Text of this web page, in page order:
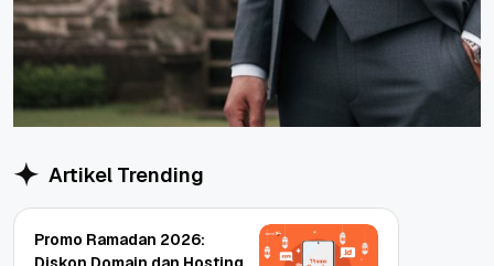
Artikel Trending
Promo Ramadan 2026: